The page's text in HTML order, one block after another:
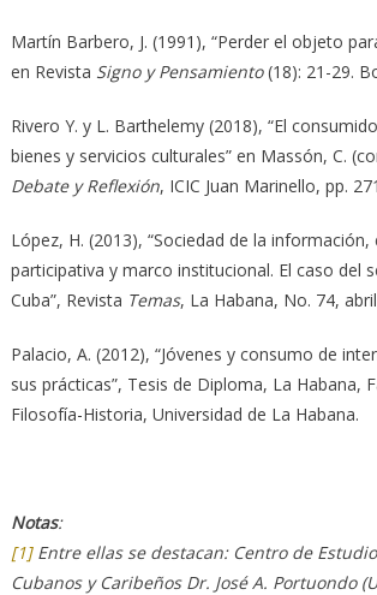
Martín Barbero, J. (1991), “Perder el objeto
en Revista Signo y Pensamiento(18): 21-29.
Rivero Y. y L. Barthelemy (2018), “El
bienes y servicios culturales” en Massón, C.
Debate y Reflexión, ICIC Juan Marinello, pp.
López, H. (2013), “Sociedad de la información,
participativa y marco institucional. El caso del
Cuba”, Revista Temas, La Habana, No. 74,
Palacio, A. (2012), “Jóvenes y consumo de
sus prácticas”, Tesis de Diploma, La Habana,
Filosofía-Historia, Universidad de La Habana.
Notas:
[1]Entre ellas se destacan: Centro de
Cubanos y Caribeños Dr. José A. Portuondo